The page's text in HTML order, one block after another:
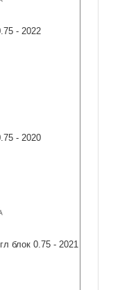
- 2022
- 2020
блок 0.75 - 2021